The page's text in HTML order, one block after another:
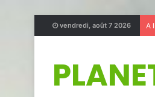
vendredi, août 7 2026 A